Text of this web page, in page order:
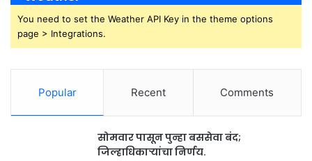
You need to set the Weather API Key in the theme options
page > Integrations.
Popular Recent Comments
सोमवार पासून पुन्हा बससेवा बंद;
जिल्हाधिकाऱ्यांचा निर्णय.